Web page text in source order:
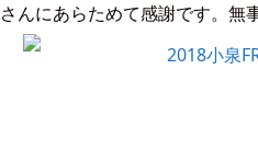
んにあらためて感謝です。無